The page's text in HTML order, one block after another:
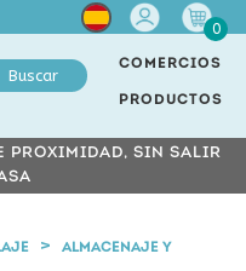
Cuenta
0
Buscar
COMERCIOS
PRODUCTOS
PROXIMIDAD, SIN SALIR
ALMACENAJE Y